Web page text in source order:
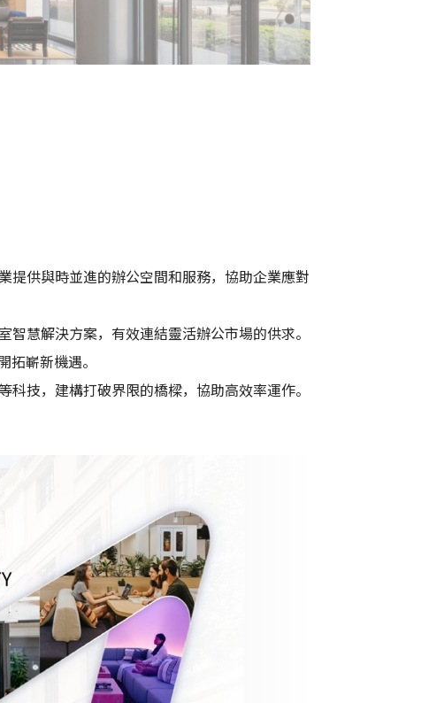
提供與時並進的辦公空間和服務，協助企業應對
慧解決方案，有效連結靈活辦公市場的供求。
拓嶄新機遇。
技，建構打破界限的橋樑，協助高效率運作。